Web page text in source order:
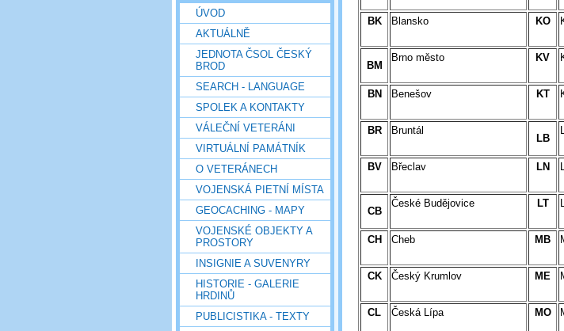
ÚVOD
AKTUÁLNĚ
JEDNOTA ČSOL ČESKÝ
BROD
SEARCH - LANGUAGE
SPOLEK A KONTAKTY
VÁLEČNÍ VETERÁNI
VIRTUÁLNÍ PAMÁTNÍK
O VETERÁNECH
VOJENSKÁ PIETNÍ MÍSTA
GEOCACHING - MAPY
VOJENSKÉ OBJEKTY A
PROSTORY
INSIGNIE A SUVENYRY
HISTORIE - GALERIE
HRDINŮ
PUBLICISTIKA - TEXTY
BK Blansko KO
BM
Brno město KV
BN Benešov KT
BR Bruntál
LB
BV Břeclav LN
CB
České Budějovice LT
CH Cheb MB
CK Český Krumlov ME
CL Česká Lípa MO